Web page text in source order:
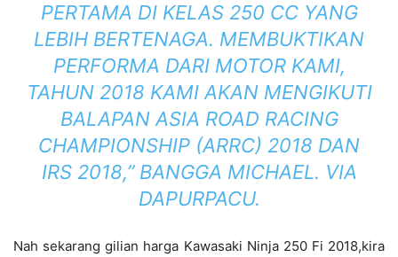
PERTAMA DI KELAS 250 CC YANG
LEBIH BERTENAGA. MEMBUKTIKAN
PERFORMA DARI MOTOR KAMI,
TAHUN 2018 KAMI AKAN MENGIKUTI
BALAPAN ASIA ROAD RACING
CHAMPIONSHIP (ARRC) 2018 DAN
IRS 2018,” BANGGA MICHAEL. VIA
DAPURPACU.
Nah sekarang gilian harga Kawasaki Ninja 250 Fi 2018,kira